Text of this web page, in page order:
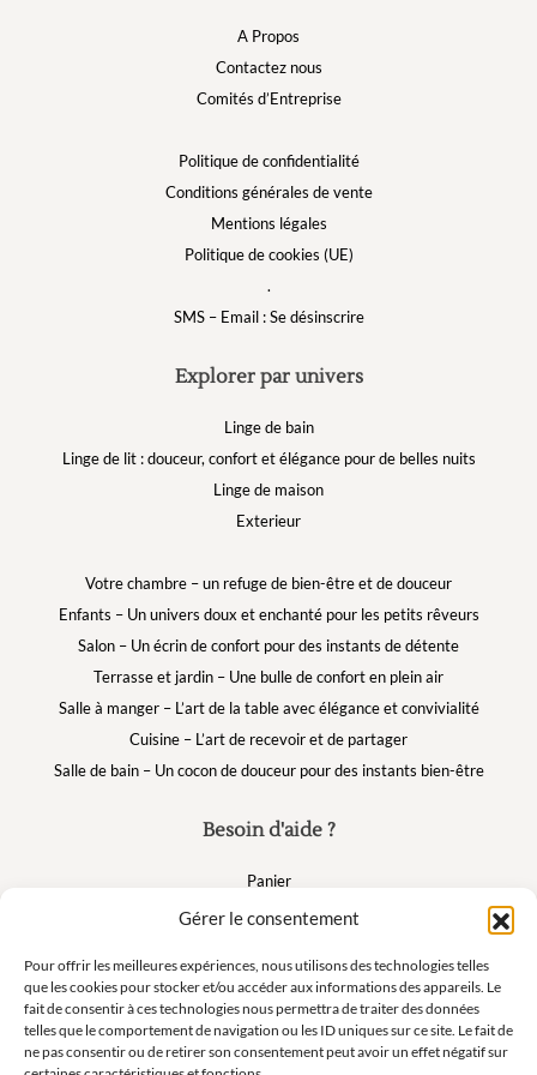
Gérer le consentement
Pour offrir les meilleures expériences, nous utilisons des technologies telles
que les cookies pour stocker et/ou accéder aux informations des appareils. Le
fait de consentir à ces technologies nous permettra de traiter des données
telles que le comportement de navigation ou les ID uniques sur ce site. Le fait de
ne pas consentir ou de retirer son consentement peut avoir un effet négatif sur
Besoin d'aide ?
Panier
FAQ
Suivez nous
A Propos
Contactez nous
Comités d’Entreprise
Politique de confidentialité
Conditions générales de vente
Mentions légales
Politique de cookies (UE)
.
SMS – Email : Se désinscrire
Explorer par univers
Linge de bain
Linge de lit : douceur, confort et élégance pour de belles nuits
Linge de maison
Exterieur
Votre chambre – un refuge de bien-être et de douceur
Enfants – Un univers doux et enchanté pour les petits rêveurs
Salon – Un écrin de confort pour des instants de détente
Terrasse et jardin – Une bulle de confort en plein air
Salle à manger – L’art de la table avec élégance et convivialité
Cuisine – L’art de recevoir et de partager
Salle de bain – Un cocon de douceur pour des instants bien-être